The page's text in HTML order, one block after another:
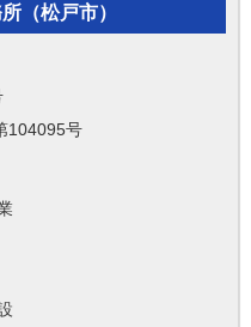
（松戸市）
104095号